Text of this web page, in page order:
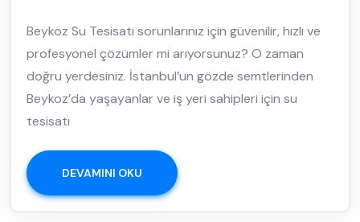
Beykoz Su Tesisatı sorunlarınız için güvenilir, hızlı ve
profesyonel çözümler mi arıyorsunuz? O zaman
doğru yerdesiniz. İstanbul’un gözde semtlerinden
Beykoz’da yaşayanlar ve iş yeri sahipleri için su
tesisatı
DEVAMINI OKU